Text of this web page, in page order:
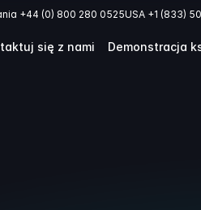
+44 (0) 800 280 0525USA +1 (833)
się z nami Demonstracja